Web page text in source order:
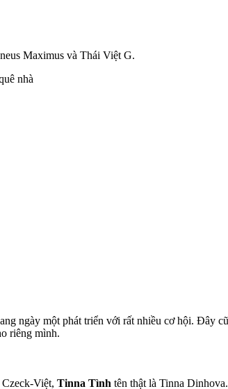
Maximus và Thái Việt G.
ngày một phát triển với rất nhiều cơ hội. Đây
riêng mình.
Việt, Tinna Tình tên thật là Tinna